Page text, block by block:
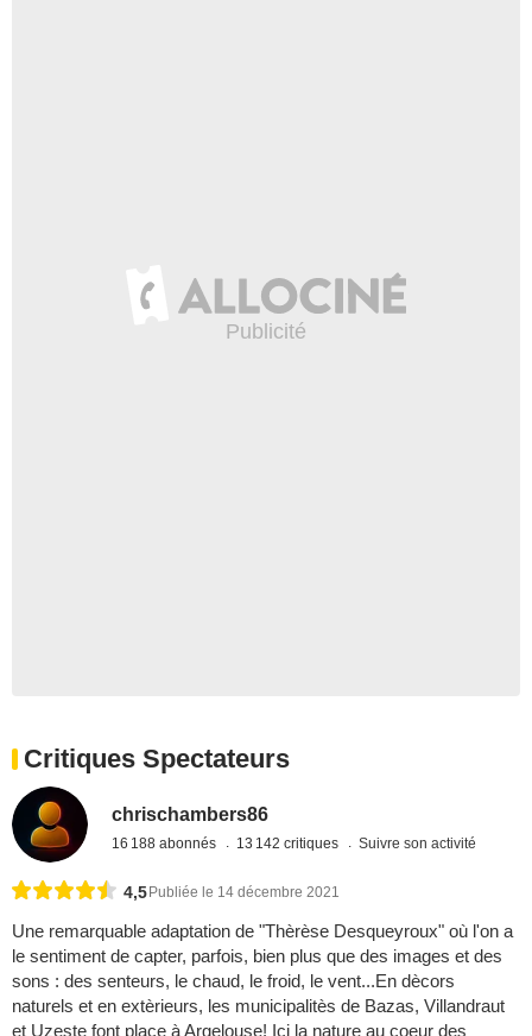
Critiques Spectateurs
chrischambers86
16 188 abonnés 13 142 critiques Suivre son activité
4,5 Publiée le 14 décembre 2021
Une remarquable adaptation de "Thèrèse Desqueyroux" où l'on a
le sentiment de capter, parfois, bien plus que des images et des
sons : des senteurs, le chaud, le froid, le vent...En dècors
naturels et en extèrieurs, les municipalitès de Bazas, Villandraut
et Uzeste font place à Argelouse! Ici la nature au coeur des